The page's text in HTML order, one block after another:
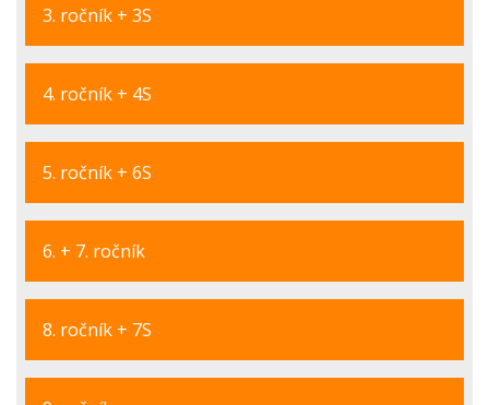
3. ročník + 3S
4. ročník + 4S
5. ročník + 6S
6. + 7. ročník
8. ročník + 7S